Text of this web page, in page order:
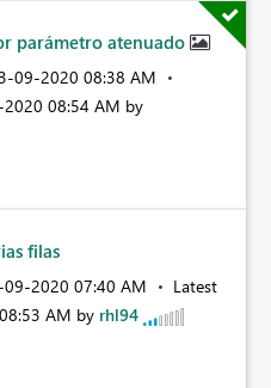
parámetro atenuado
09-2020 08:38 AM
08:54 AM by
filas
2020 07:40 AM
Latest
08:53 AM by rhl94